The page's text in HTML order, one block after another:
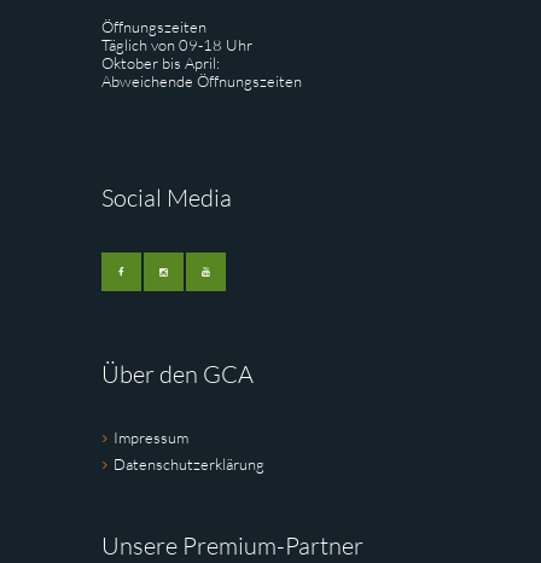
Öffnungszeiten
Täglich von 09-18 Uhr
Oktober bis April:
Abweichende Öffnungszeiten
Social Media
Über den GCA
Impressum
Datenschutzerklärung
Unsere Premium-Partner